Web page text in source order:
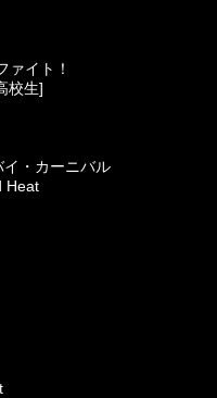
ァイト！
校生]
・カーニバル
Heat